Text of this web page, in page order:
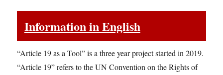
Information in English
“Article 19 as a Tool” is a three year project started in 2019.
“Article 19” refers to the UN Convention on the Rights of